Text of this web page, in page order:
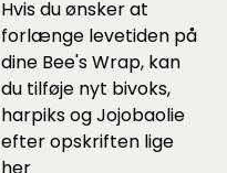
Hvis du ønsker at
forlænge levetiden på
dine Bee's Wrap, kan
du tilføje nyt bivoks,
harpiks og Jojobaolie
efter opskriften lige
her